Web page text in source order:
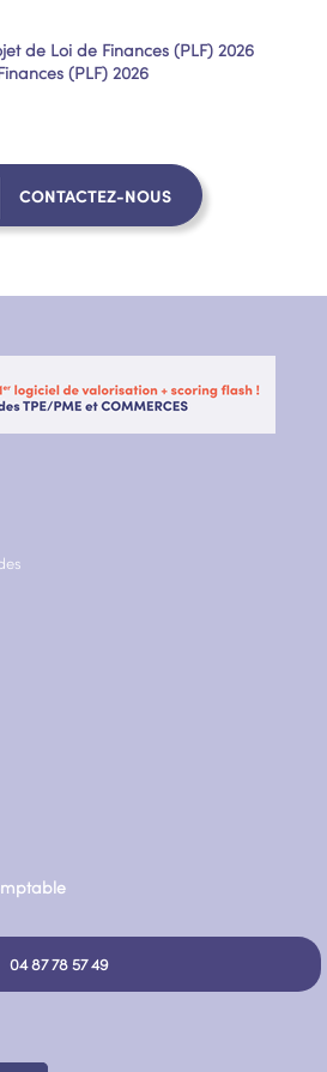
de Loi de Finances (PLF) 2026
(PLF) 2026
CONTACTEZ-NOUS
04 87 78 57 49